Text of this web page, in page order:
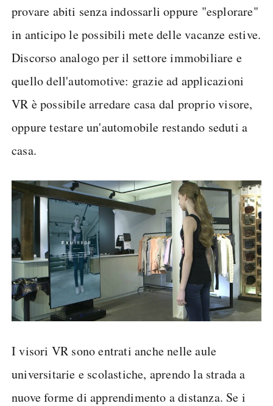
provare abiti senza indossarli oppure "esplorare"
in anticipo le possibili mete delle vacanze estive.
Discorso analogo per il settore immobiliare e
quello dell'automotive: grazie ad applicazioni
VR è possibile arredare casa dal proprio visore,
oppure testare un'automobile restando seduti a
casa.
I visori VR sono entrati anche nelle aule
universitarie e scolastiche, aprendo la strada a
nuove forme di apprendimento a distanza. Se i